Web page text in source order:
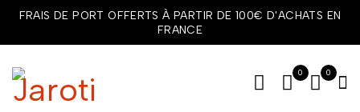
FRAIS DE PORT OFFERTS À PARTIR DE 100€ D'ACHATS EN
FRANCE
0 0